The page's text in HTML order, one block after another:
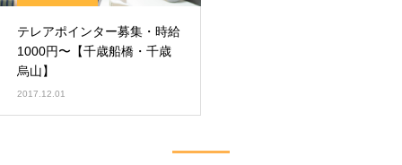
テレアポインター募集・時給
1000円〜【千歳船橋・千歳
烏山】
2017.12.01